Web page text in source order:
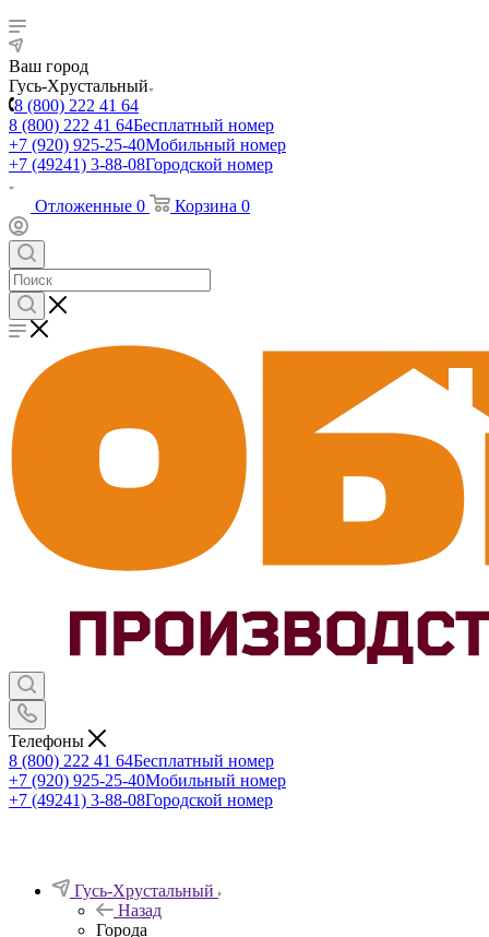
Ваш город
Гусь-Хрустальный
8 (800) 222 41 64
8 (800) 222 41 64Бесплатный номер
+7 (920) 925-25-40Мобильный номер
+7 (49241) 3-88-08Городской номер
Отложенные 0 Корзина 0
Телефоны
8 (800) 222 41 64Бесплатный номер
+7 (920) 925-25-40Мобильный номер
+7 (49241) 3-88-08Городской номер
Гусь-Хрустальный
Назад
Города